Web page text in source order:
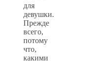
для
девушки.
Прежде
всего,
потому
что,
какими